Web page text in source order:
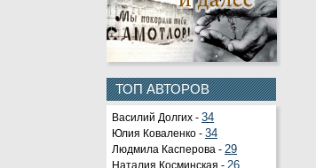
ТОП АВТОРОВ
Василий Долгих - 34
Юлия Коваленко - 34
Людмила Касперова - 29